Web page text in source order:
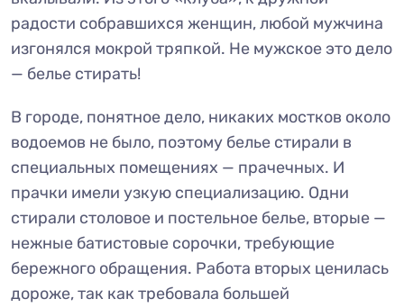
радости собравшихся женщин, любой мужчина
изгонялся мокрой тряпкой. Не мужское это дело
— белье стирать!
В городе, понятное дело, никаких мостков около
водоемов не было, поэтому белье стирали в
специальных помещениях — прачечных. И
прачки имели узкую специализацию. Одни
стирали столовое и постельное белье, вторые —
нежные батистовые сорочки, требующие
бережного обращения. Работа вторых ценилась
дороже, так как требовала большей